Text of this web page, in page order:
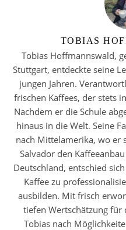
TOBIAS
Tobias Hoffmannswald,
Stuttgart, entdeckte seine
jungen Jahren.
frischen Kaffees, der stets
Nachdem er die Schule
hinaus in die Welt. Seine
nach Mittelamerika, wo er
Salvador den
Deutschland, entschied
Kaffee zu
ausbilden. Mit frisch
tiefen Wertschätzung für
Tobias nach